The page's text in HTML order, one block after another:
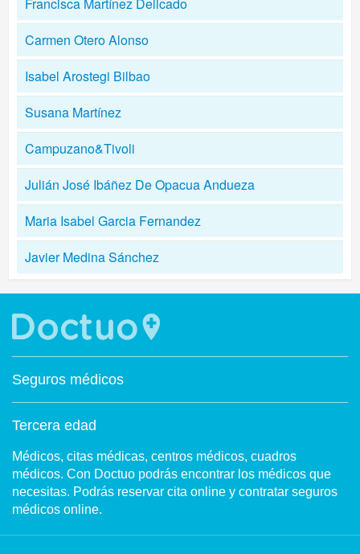
Carmen Otero Alonso
Isabel Arostegi Bilbao
Susana Martínez
Campuzano&Tivoli
Julián José Ibáñez De Opacua Andueza
Maria Isabel Garcia Fernandez
Javier Medina Sánchez
Seguros médicos
Tercera edad
Médicos, citas médicas, centros médicos, cuadros
médicos. Con Doctuo podrás encontrar los médicos que
necesitas. Podrás reservar cita online y contratar seguros
médicos online.